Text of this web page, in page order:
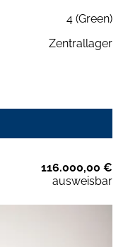
4 (Green)
Zentrallager
116.000,00 €
ausweisbar